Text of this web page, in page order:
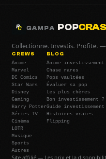
GAMPA POP
Collectionne. Investis. Profite.
CREWS
Anime
Marvel
DC Comics
Star Wars
Disney
Gaming
Harry Potter
Séries TV
Cinéma
LOTR
Musique
Sports
Autres
BLOG
Anime investissement
Chase rares
Pops vaultées
Évaluer sa pop
Les plus chères
Bon investissement ?
Guide investissement
Histoires vraies
Flipping
Site affilié — Les prix et la